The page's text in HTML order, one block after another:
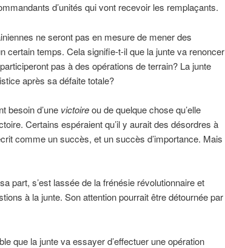
d’unités qui vont recevoir les remplaçants.
ne seront pas en mesure de mener des
certain temps. Cela signifie-t-il que la junte va renoncer
pas à des opérations de terrain? La junte
après sa défaite totale?
besoin d’une victoireou de quelque chose qu’elle
Certains espéraient qu’il y aurait des désordres à
comme un succès, et un succès d’importance. Mais
part, s’est lassée de la frénésie révolutionnaire et
à la junte. Son attention pourrait être détournée par
que la junte va essayer d’effectuer une opération